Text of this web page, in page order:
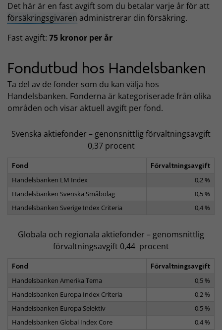
Det här är en fast avgift som du betalar varje år för att
försäkringsgivaren administrerar din försäkring.
Fast avgift: 75 kronor per år
Fondutbud hos Handelsbanken
Ta del av de fonder som du kan välja hos
Handelsbanken. Fonderna är kategoriserade från olika
områden och visar aktuell avgift per fond.
Svenska aktiefonder – genonsnittlig förvaltningsavgift
0,37 procent
Fond
Förvaltningsavgift
Handelsbanken LM Index
0,2 %
Handelsbanken Svenska Småbolag
0,5 %
Handelsbanken Sverige Index Criteria
0,4 %
Globala och regionala aktiefonder – genomsnittlig
förvaltningsavgift 0,44 procent
Fond
Förvaltningsavgift
Handelsbanken Amerika Tema
0,5 %
Handelsbanken Europa Index Criteria
0,2 %
Handelsbanken Europa Selektiv
0,5 %
Handelsbanken Global Index Core
0,4 %